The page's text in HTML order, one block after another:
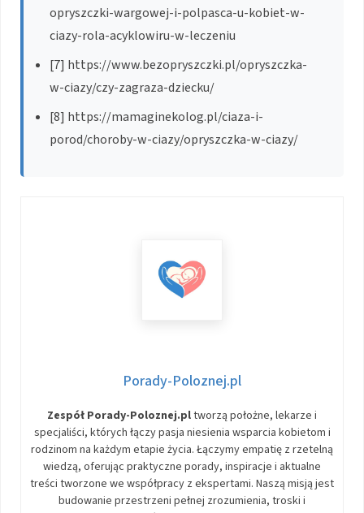
opryszczki-wargowej-i-polpasca-u-kobiet-w-
ciazy-rola-acyklowiru-w-leczeniu
[7] https://www.bezopryszczki.pl/opryszczka-
w-ciazy/czy-zagraza-dziecku/
[8] https://mamaginekolog.pl/ciaza-i-
porod/choroby-w-ciazy/opryszczka-w-ciazy/
Porady-Poloznej.pl
Zespół Porady-Poloznej.pltworzą położne, lekarze i
specjaliści, których łączy pasja niesienia wsparcia kobietom i
rodzinom na każdym etapie życia. Łączymy empatię z rzetelną
wiedzą, oferując praktyczne porady, inspiracje i aktualne
treści tworzone we współpracy z ekspertami. Naszą misją jest
budowanie przestrzeni pełnej zrozumienia, troski i